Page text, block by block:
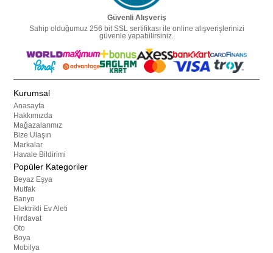
Güvenli Alışveriş
Sahip olduğumuz 256 bit SSL sertifikası ile online alışverişlerinizi
güvenle yapabilirsiniz.
Kurumsal
Anasayfa
Hakkımızda
Mağazalarımız
Bize Ulaşın
Markalar
Havale Bildirimi
Popüler Kategoriler
Beyaz Eşya
Mutfak
Banyo
Elektrikli Ev Aleti
Hırdavat
Oto
Boya
Mobilya